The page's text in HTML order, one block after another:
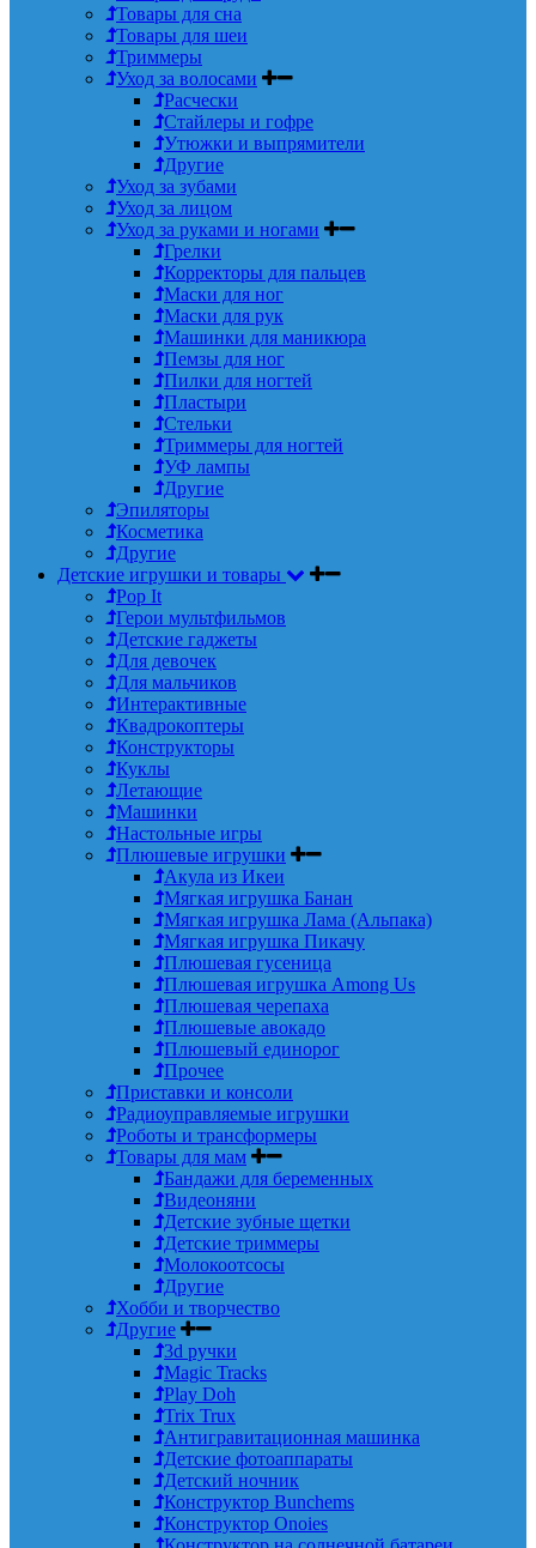
Товары для сна
Товары для шеи
Триммеры
Уход за волосами
Расчески
Стайлеры и гофре
Утюжки и выпрямители
Другие
Уход за зубами
Уход за лицом
Уход за руками и ногами
Грелки
Корректоры для пальцев
Маски для ног
Маски для рук
Машинки для маникюра
Пемзы для ног
Пилки для ногтей
Пластыри
Стельки
Триммеры для ногтей
УФ лампы
Другие
Эпиляторы
Косметика
Другие
Детские игрушки и товары
Pop It
Герои мультфильмов
Детские гаджеты
Для девочек
Для мальчиков
Интерактивные
Квадрокоптеры
Конструкторы
Куклы
Летающие
Машинки
Настольные игры
Плюшевые игрушки
Акула из Икеи
Мягкая игрушка Банан
Мягкая игрушка Лама (Альпака)
Мягкая игрушка Пикачу
Плюшевая гусеница
Плюшевая игрушка Among Us
Плюшевая черепаха
Плюшевые авокадо
Плюшевый единорог
Прочее
Приставки и консоли
Радиоуправляемые игрушки
Роботы и трансформеры
Товары для мам
Бандажи для беременных
Видеоняни
Детские зубные щетки
Детские триммеры
Молокоотсосы
Другие
Хобби и творчество
Другие
3d ручки
Magic Tracks
Play Doh
Trix Trux
Антигравитационная машинка
Детские фотоаппараты
Детский ночник
Конструктор Bunchems
Конструктор Onoies